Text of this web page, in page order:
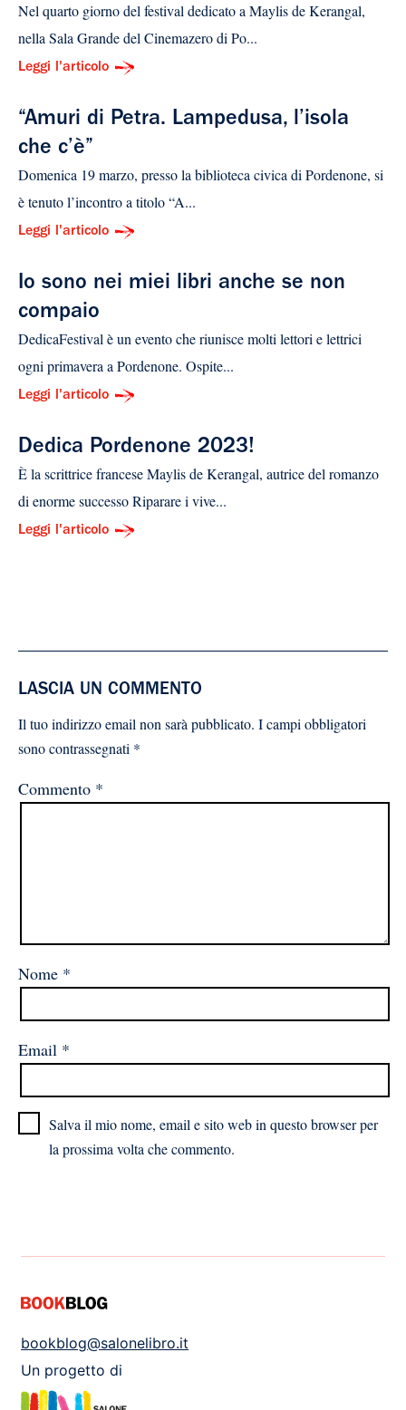
Nel quarto giorno del festival dedicato a Maylis de Kerangal,
nella Sala Grande del Cinemazero di Po...
Leggi l'articolo
“Amuri di Petra. Lampedusa, l’isola
che c’è”
Domenica 19 marzo, presso la biblioteca civica di Pordenone, si
è tenuto l’incontro a titolo “A...
Leggi l'articolo
Io sono nei miei libri anche se non
compaio
DedicaFestival è un evento che riunisce molti lettori e lettrici
ogni primavera a Pordenone. Ospite...
Leggi l'articolo
Dedica Pordenone 2023!
È la scrittrice francese Maylis de Kerangal, autrice del romanzo
di enorme successo Riparare i vive...
Leggi l'articolo
LASCIA UN COMMENTO
Il tuo indirizzo email non sarà pubblicato. I campi obbligatori
sono contrassegnati *
Commento *
Nome *
Email *
Salva il mio nome, email e sito web in questo browser per
la prossima volta che commento.
bookblog@salonelibro.it
Un progetto di